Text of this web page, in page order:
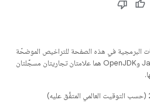
البرمجية في هذه الصفحة للتراخيص الموضحّة
. إنّ Java وOpenJDK هما علامتان تجاريتان مسجَّلتان